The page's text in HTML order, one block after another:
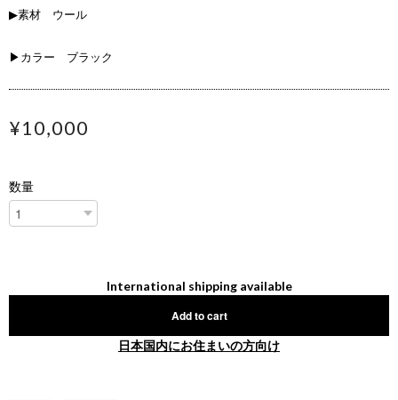
▶素材 ウール
▶カラー ブラック
¥10,000
数量
International shipping available
Add to cart
日本国内にお住まいの方向け